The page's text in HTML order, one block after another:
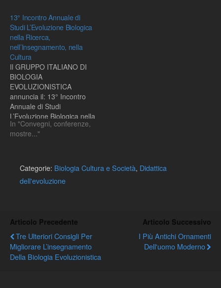
13° Incontro Annuale di
Studi L’Evoluzione Biologica
nella Ricerca,
nell’Insegnamento, nella
Cultura
Il GRUPPO ITALIANO DI
BIOLOGIA
EVOLUZIONISTICA
annuncia il: 13° Incontro
Annuale di Studi
L’Evoluzione Biologica nella
Ricerca,
nell’Insegnamento, nella
delle Commedie in Via
Terreni n. 5 Programma
preliminare Mercoledì 23
Pietro Omodeo
Università…
In "Convegni, conferenze,
mostre..."
Categorie: Biologia Cultura e Società, Didattica
dell'evoluzione
Articolo Precedente
Tre Ulteriori Consigli Per
Migliorare L’insegnamento
Della Biologia Evoluzionistica
Articolo Successivo
I Più Antichi Ornamenti
Dell'uomo Moderno